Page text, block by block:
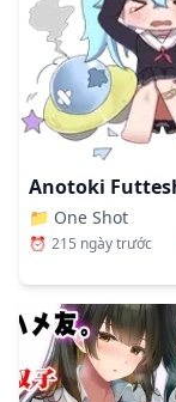
📁 One Shot
⏰ 215 ngày trước